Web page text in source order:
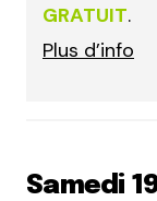
GRATUIT.
Plus d’info
Samedi